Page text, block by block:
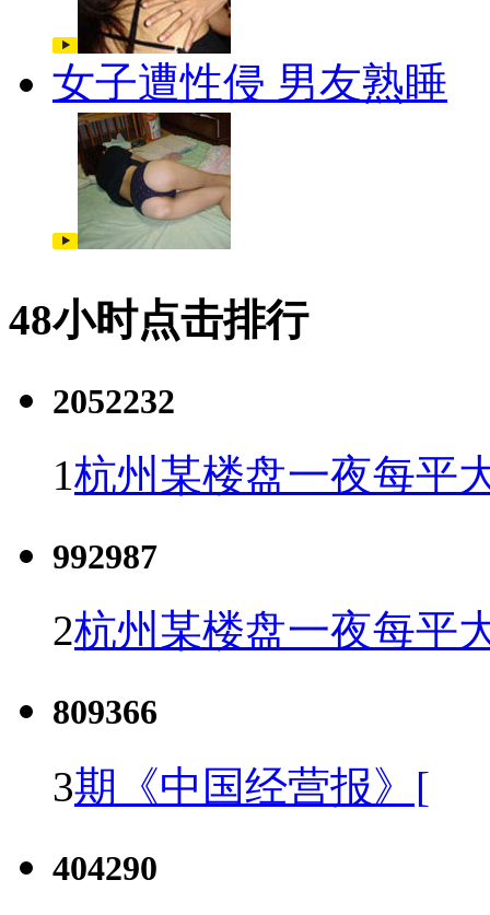
女子遭性侵 男友熟睡
48小时点击排行
2052232
1杭州某楼盘一夜每平
992987
2杭州某楼盘一夜每平
809366
3期《中国经营报》[
404290